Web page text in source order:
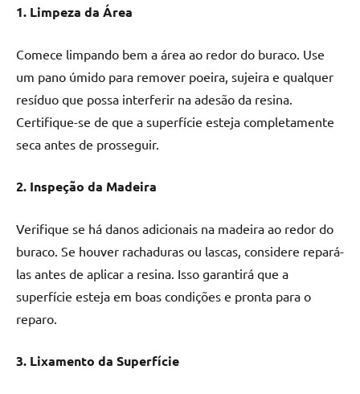
1. Limpeza da Área
Comece limpando bem a área ao redor do buraco. Use
um pano úmido para remover poeira, sujeira e qualquer
resíduo que possa interferir na adesão da resina.
Certifique-se de que a superfície esteja completamente
seca antes de prosseguir.
2. Inspeção da Madeira
Verifique se há danos adicionais na madeira ao redor do
buraco. Se houver rachaduras ou lascas, considere repará-
las antes de aplicar a resina. Isso garantirá que a
superfície esteja em boas condições e pronta para o
reparo.
3. Lixamento da Superfície